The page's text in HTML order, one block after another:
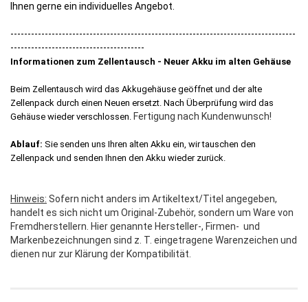
Ihnen gerne ein individuelles Angebot.
-----------------------------------------------------------------------------------
---------------------------------------
Informationen zum Zellentausch - Neuer Akku im alten Gehäuse
Beim Zellentausch wird das Akkugehäuse geöffnet und der alte
Zellenpack durch einen Neuen ersetzt. Nach Überprüfung wird das
Gehäuse wieder verschlossen. Fertigung nach Kundenwunsch!
Ablauf: Sie senden uns Ihren alten Akku ein, wir tauschen den
Zellenpack und senden Ihnen den Akku wieder zurück.
Hinweis: Sofern nicht anders im Artikeltext/Titel angegeben,
handelt es sich nicht um Original-Zubehör, sondern um Ware von
Fremdherstellern. Hier genannte Hersteller-, Firmen- und
Markenbezeichnungen sind z. T. eingetragene Warenzeichen und
dienen nur zur Klärung der Kompatibilität.